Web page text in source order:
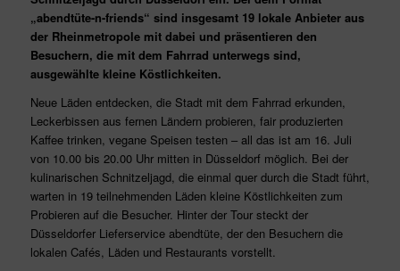
„abendtüte-n-friends“ sind insgesamt 19 lokale Anbieter aus
der Rheinmetropole mit dabei und präsentieren den
Besuchern, die mit dem Fahrrad unterwegs sind,
ausgewählte kleine Köstlichkeiten.
Neue Läden entdecken, die Stadt mit dem Fahrrad erkunden,
Leckerbissen aus fernen Ländern probieren, fair produzierten
Kaffee trinken, vegane Speisen testen – all das ist am 16. Juli
von 10.00 bis 20.00 Uhr mitten in Düsseldorf möglich. Bei der
kulinarischen Schnitzeljagd, die einmal quer durch die Stadt führt,
warten in 19 teilnehmenden Läden kleine Köstlichkeiten zum
Probieren auf die Besucher. Hinter der Tour steckt der
Düsseldorfer Lieferservice abendtüte, der den Besuchern die
lokalen Cafés, Läden und Restaurants vorstellt.